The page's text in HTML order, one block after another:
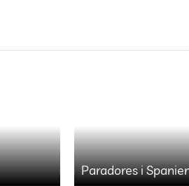
Paradores i